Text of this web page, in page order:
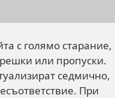
с голямо старание,
или пропуски.
седмично,
При